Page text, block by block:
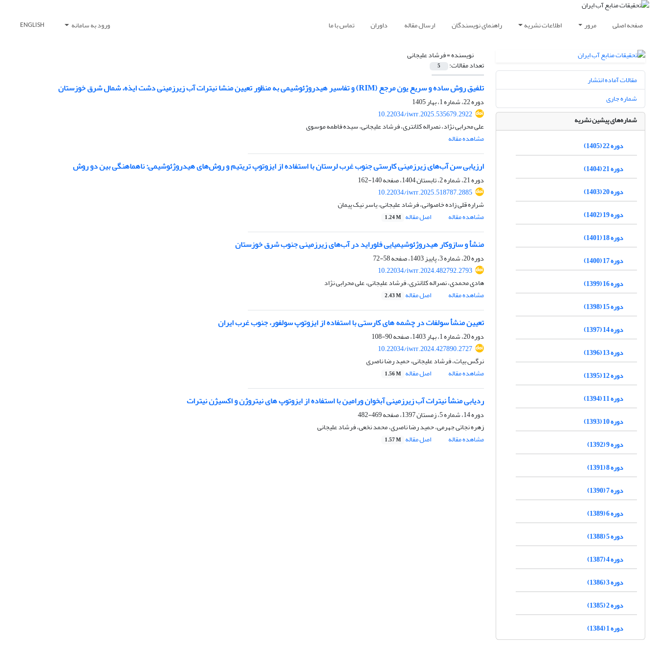
صفحه اصلی مرور اطلاعات نشریه راهنمای نویسندگان ارسال مقاله داوران تماس با ما ورود به سامانه ENGLISH
نویسنده =فرشاد علیجانی
تعداد مقالات: 5
تلفیق روش ساده و سریع یون مرجع (RIM) و تفاسیر هیدروژئوشیمی به منظور تعیین منشا نیترات آب زیرزمینی دشت ایذه، شمال شرق خوزستان
دوره 22، شماره 1، بهار 1405
10.22034/iwrr.2025.535679.2922
علی محرابی نژاد، نصراله کلانتری، فرشاد علیجانی، سیده فاطمه موسوی
مشاهده مقاله
ارزیابی سن آب‌های زیرزمینی کارستی جنوب غرب لرستان با استفاده از ایزوتوپ تریتیم و روش‌های هیدروژئوشیمی: ناهماهنگی بین دو روش
دوره 21، شماره 2، تابستان 1404، صفحه
140-162
10.22034/iwrr.2025.518787.2885
شراره قلی زاده خاصوانی، فرشاد علیجانی، یاسر نیک پیمان
مشاهده مقاله
اصل مقاله 1.24 M
منشأ و سازوکار هیدروژئوشیمیایی فلوراید در آب‌های زیرزمینی جنوب شرق خوزستان
دوره 20، شماره 3، پاییز 1403، صفحه
58-72
10.22034/iwrr.2024.482792.2793
هادی محمدی، نصراله کلانتری، فرشاد علیجانی، علی محرابی نژاد
مشاهده مقاله
اصل مقاله 2.43 M
تعیین منشأ سولفات در چشمه های کارستی با استفاده از ایزوتوپ سولفور، جنوب غرب ایران
دوره 20، شماره 1، بهار 1403، صفحه
90-108
10.22034/iwrr.2024.427890.2727
نرگس بیات، فرشاد علیجانی، حمید رضا ناصری
مشاهده مقاله
اصل مقاله 1.56 M
ردیابی منشأ نیترات آب زیرزمینی آبخوان ورامین با استفاده از ایزوتوپ های نیتروژن و اکسیژن نیترات
دوره 14، شماره 5، زمستان 1397، صفحه
469-482
زهره نجاتی جهرمی، حمید رضا ناصری، محمد نخعی، فرشاد علیجانی
مشاهده مقاله
اصل مقاله 1.57 M
مقالات آماده انتشار
شماره جاری
شماره‌های پیشین نشریه
دوره 22 (1405)
دوره 21 (1404)
دوره 20 (1403)
دوره 19 (1402)
دوره 18 (1401)
دوره 17 (1400)
دوره 16 (1399)
دوره 15 (1398)
دوره 14 (1397)
دوره 13 (1396)
دوره 12 (1395)
دوره 11 (1394)
دوره 10 (1393)
دوره 9 (1392)
دوره 8 (1391)
دوره 7 (1390)
دوره 6 (1389)
دوره 5 (1388)
دوره 4 (1387)
دوره 3 (1386)
دوره 2 (1385)
دوره 1 (1384)